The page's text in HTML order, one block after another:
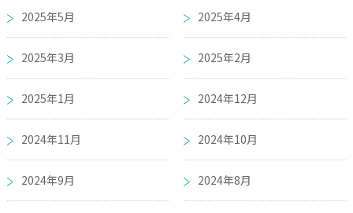
2025年5月 2025年4月
2025年3月 2025年2月
2025年1月 2024年12月
2024年11月 2024年10月
2024年9月 2024年8月